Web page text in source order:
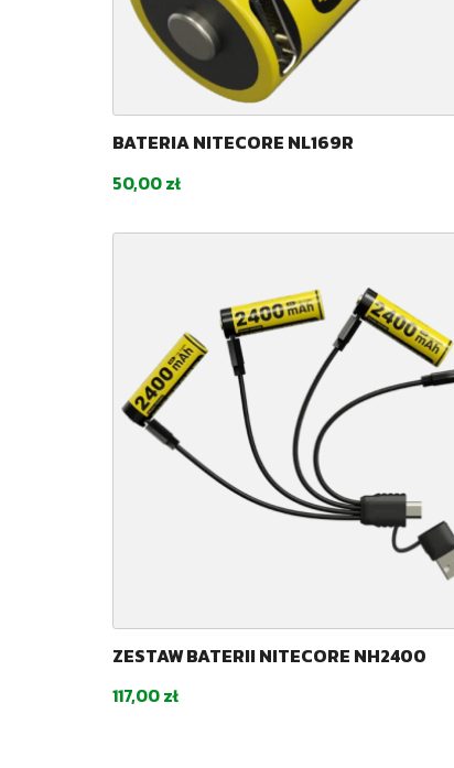
BATERIA NITECORE NL169R
Cena
50,00 zł
ZESTAW BATERII NITECORE NH2400
Cena
117,00 zł